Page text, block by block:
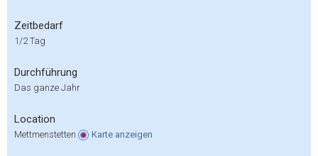
Zeitbedarf
1/2 Tag
Durchführung
Das ganze Jahr
Location
Mettmenstetten Karte anzeigen